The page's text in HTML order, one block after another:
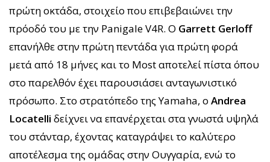
πρώτη οκτάδα, στοιχείο που επιβεβαιώνει την
πρόοδό του με την Panigale V4R. Ο Garrett Gerloff
επανήλθε στην πρώτη πεντάδα για πρώτη φορά
μετά από 18 μήνες και το Most αποτελεί πίστα όπου
στο παρελθόν έχει παρουσιάσει ανταγωνιστικό
πρόσωπο. Στο στρατόπεδο της Yamaha, ο Andrea
Locatelli δείχνει να επανέρχεται στα γνωστά υψηλά
του στάνταρ, έχοντας καταγράψει το καλύτερο
αποτέλεσμα της ομάδας στην Ουγγαρία, ενώ το